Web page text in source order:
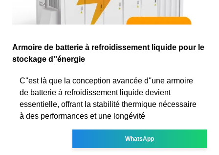
Armoire de batterie à refroidissement liquide pour le
stockage d''énergie
C''est là que la conception avancée d''une armoire
de batterie à refroidissement liquide devient
essentielle, offrant la stabilité thermique nécessaire
à des performances et une longévité
WhatsApp